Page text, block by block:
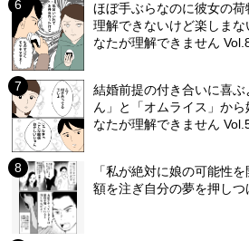
ほぼ手ぶらなのに彼女の
理解できないけど楽しま
なたが理解できません Vol.8
結婚前提の付き合いに喜
ん」と「オムライス」か
なたが理解できません Vol.5
「私が絶対に娘の可能性
額を注ぎ自分の夢を押し